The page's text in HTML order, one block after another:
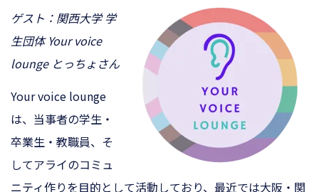
ゲスト：関西大学 学
生団体 Your voice
lounge とっちょさん
Your voice lounge
は、当事者の学生・
卒業生・教職員、そ
してアライのコミュ
ニティ作りを目的として活動しており、最近では大阪・関